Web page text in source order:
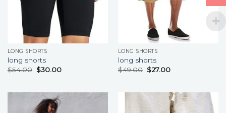
LONG SHORTS
long shorts
$54.00 $30.00
LONG SHORTS
long shorts
$49.00 $27.00